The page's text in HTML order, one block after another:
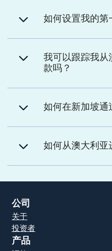
如何设置我的第
我可以跟踪我从
款吗？
如何在新加坡通
如何从澳大利亚
公司
关于
投资者
产品